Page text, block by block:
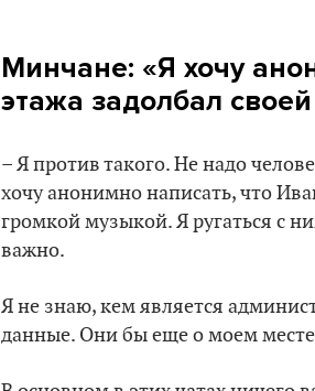
Минчане: «Я хочу
этажа задолбал
– Я против такого. Не надо
хочу анонимно написать, что
громкой музыкой. Я ругаться с
важно.
Я не знаю, кем является
данные. Они бы еще о моем